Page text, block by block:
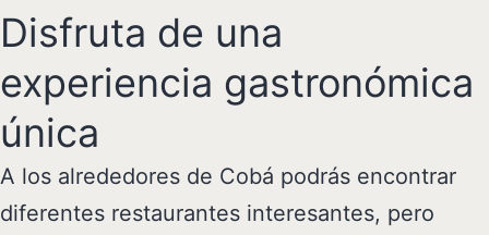
Disfruta de una
experiencia gastronómica
única
A los alrededores de Cobá podrás encontrar
diferentes restaurantes interesantes, pero